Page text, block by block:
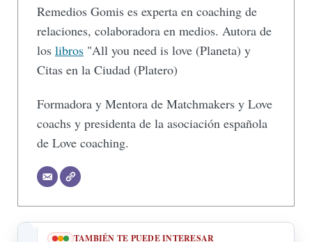
Remedios Gomis es experta en coaching de
relaciones, colaboradora en medios. Autora de
los libros "All you need is love (Planeta) y
Citas en la Ciudad (Platero)
Formadora y Mentora de Matchmakers y Love
coachs y presidenta de la asociación española
de Love coaching.
TAMBIÉN TE PUEDE INTERESAR